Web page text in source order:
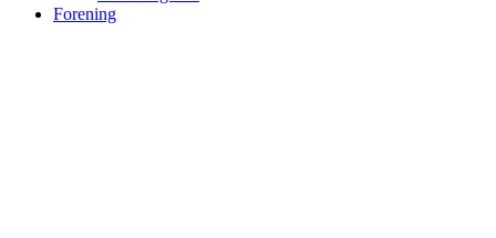
Forening